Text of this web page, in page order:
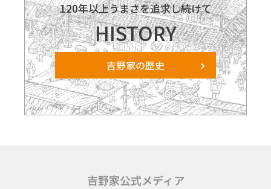
120年以上うまさを追求し続けて
HISTORY
吉野家の歴史
吉野家公式メディア